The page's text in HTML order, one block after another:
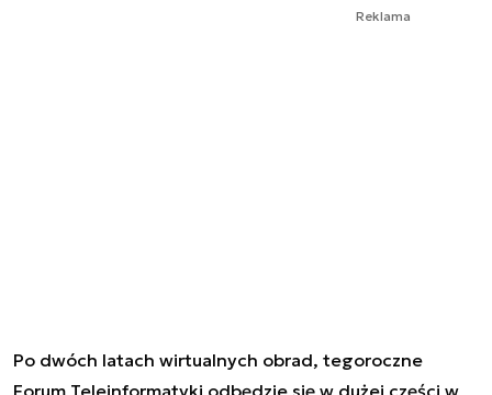
Reklama
Po dwóch latach wirtualnych obrad, tegoroczne
Forum Teleinformatyki odbędzie się w dużej części w